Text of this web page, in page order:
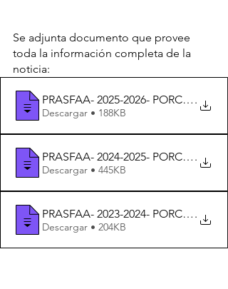
Se adjunta documento que provee
toda la información completa de la
noticia:
PRASFAA- 2025-2026- PORCIENTO
.
Descargar • 188KB
PRASFAA- 2024-2025- PORCIENTO
.
Descargar • 445KB
PRASFAA- 2023-2024- PORCIENTO
.
Descargar • 204KB